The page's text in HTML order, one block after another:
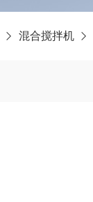
混合搅拌机